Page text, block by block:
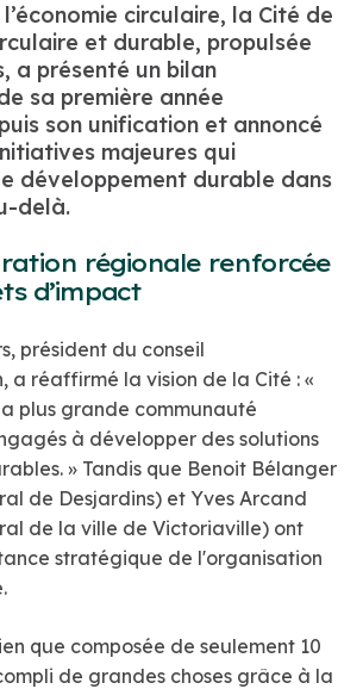
circulaire, la Cité de
et durable, propulsée
a présenté un bilan
sa première année
son unification et annoncé
majeures qui
développement durable dans
delà.
régionale renforcée
d’impact
président du conseil
a réaffirmé la vision de la Cité : «
plus grande communauté
à développer des solutions
» Tandis que Benoit Bélanger
de Desjardins) et Yves Arcand
de la ville de Victoriaville) ont
stratégique de l'organisation
que composée de seulement 10
de grandes choses grâce à la